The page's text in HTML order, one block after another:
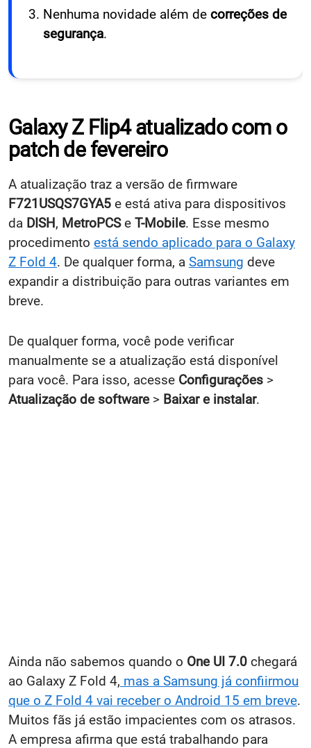
Nenhuma novidade além de correções de
segurança.
Galaxy Z Flip4 atualizado com o
patch de fevereiro
A atualização traz a versão de firmware
F721USQS7GYA5 e está ativa para dispositivos
da DISH, MetroPCSe T-Mobile. Esse mesmo
procedimento está sendo aplicado para o Galaxy
Z Fold 4. De qualquer forma, a Samsung deve
expandir a distribuição para outras variantes em
breve.
De qualquer forma, você pode verificar
manualmente se a atualização está disponível
para você. Para isso, acesse Configurações >
Atualização de software> Baixar e instalar.
Ainda não sabemos quando o One UI 7.0 chegará
ao Galaxy Z Fold 4, mas a Samsung já confiirmou
que o Z Fold 4 vai receber o Android 15 em breve.
Muitos fãs já estão impacientes com os atrasos.
A empresa afirma que está trabalhando para